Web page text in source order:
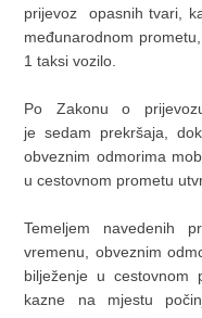
prijevoz opasnih tvari,
međunarodnom
1 taksi vozilo.
Po Zakonu o
je sedam prekršaja,
obveznim odmorima
u cestovnom prometu
Temeljem navedenih
vremenu, obveznim
bilježenje u cestovnom
kazne na mjestu